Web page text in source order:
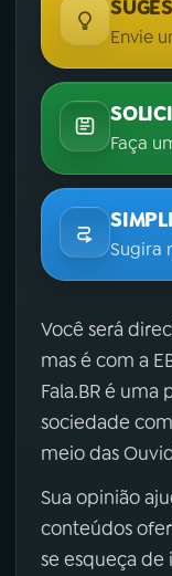
Envie
Faça
Sugira
Você será
mas é com a
Fala.BR é
sociedade
meio das
Sua opinião
conteúdos
se esqueça de